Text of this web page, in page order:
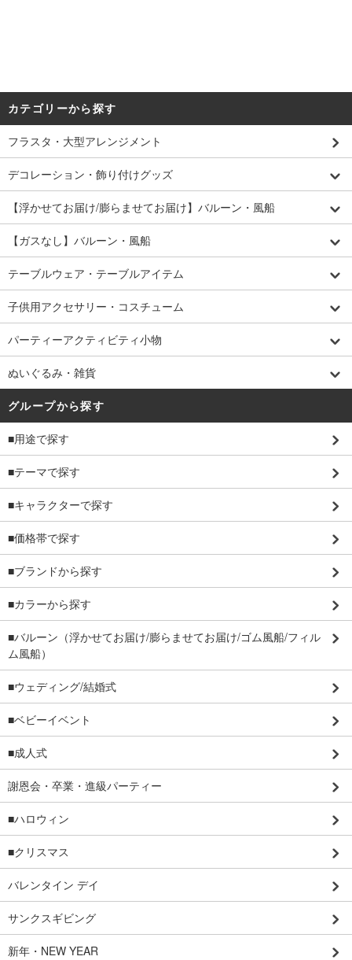
カテゴリーから探す
フラスタ・大型アレンジメント
デコレーション・飾り付けグッズ
【浮かせてお届け/膨らませてお届け】バルーン・風船
【ガスなし】バルーン・風船
テーブルウェア・テーブルアイテム
子供用アクセサリー・コスチューム
パーティーアクティビティ小物
ぬいぐるみ・雑貨
グループから探す
■用途で探す
■テーマで探す
■キャラクターで探す
■価格帯で探す
■ブランドから探す
■カラーから探す
■バルーン（浮かせてお届け/膨らませてお届け/ゴム風船/フィル
ム風船）
■ウェディング/結婚式
■ベビーイベント
■成人式
謝恩会・卒業・進級パーティー
■ハロウィン
■クリスマス
バレンタイン デイ
サンクスギビング
新年・NEW YEAR